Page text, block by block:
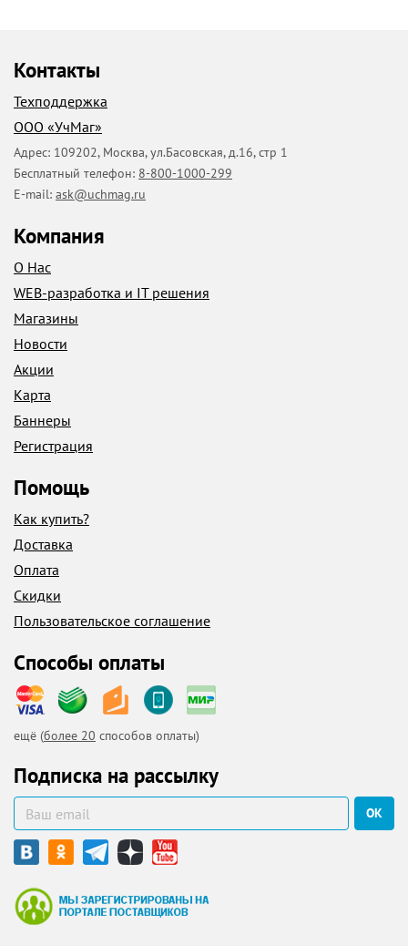
Контакты
Техподдержка
ООО «УчМаг»
Адрес: 109202, Москва,ул.Басовская, д.16, стр 1
Бесплатный телефон: 8-800-1000-299
E-mail: ask@uchmag.ru
Компания
О Нас
WEB-разработка и IT решения
Магазины
Новости
Акции
Карта
Баннеры
Регистрация
Помощь
Как купить?
Доставка
Оплата
Скидки
Пользовательское соглашение
Способы оплаты
ещё (более 20 способов оплаты)
Подписка на рассылку
ОК